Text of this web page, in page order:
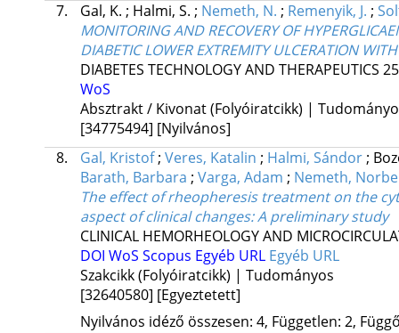
7.
Gal, K. ; Halmi, S. ; Nemeth, N. ; Remenyik, J. ;
MONITORING AND RECOVERY OF
DIABETIC LOWER EXTREMITY ULCERATION
DIABETES TECHNOLOGY AND THERAPEUTICS 25
WoS
Absztrakt / Kivonat (Folyóiratcikk) |
[34775494] [Nyilvános]
8.
Gal, Kristof; Veres, Katalin ; Halmi, Sándor;
Barath, Barbara ; Varga, Adam ; Nemeth,
The effect of rheopheresis treatment on the
aspect of clinical changes: A preliminary study
CLINICAL HEMORHEOLOGY AND
DOI WoS Scopus Egyéb URL Egyéb URL
Szakcikk (Folyóiratcikk) | Tudományos
[32640580] [Egyeztetett]
Nyilvános idéző összesen: 4, Független: 2,